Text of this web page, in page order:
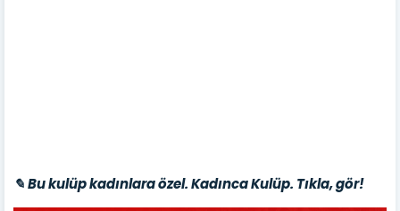
✎ Bu kulüp kadınlara özel. Kadınca Kulüp. Tıkla, gör!